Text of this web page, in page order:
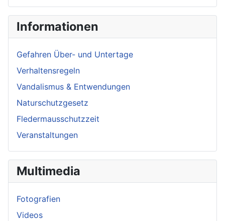
Informationen
Gefahren Über- und Untertage
Verhaltensregeln
Vandalismus & Entwendungen
Naturschutzgesetz
Fledermausschutzzeit
Veranstaltungen
Multimedia
Fotografien
Videos